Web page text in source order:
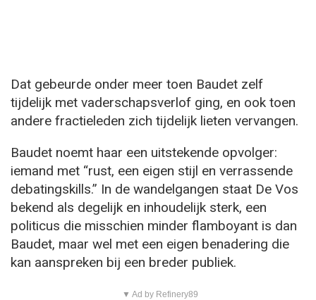
Dat gebeurde onder meer toen Baudet zelf
tijdelijk met vaderschapsverlof ging, en ook toen
andere fractieleden zich tijdelijk lieten vervangen.
Baudet noemt haar een uitstekende opvolger:
iemand met “rust, een eigen stijl en verrassende
debatingskills.” In de wandelgangen staat De Vos
bekend als degelijk en inhoudelijk sterk, een
politicus die misschien minder flamboyant is dan
Baudet, maar wel met een eigen benadering die
kan aanspreken bij een breder publiek.
▼ Ad by Refinery89